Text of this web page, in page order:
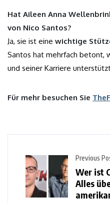
Hat Aileen Anna
von Nico Santos?
Ja, sie ist eine wichtige
Santos hat mehrfach betont,
und seiner Karriere
Für mehr besuchen Sie
Previous
Wer ist
Alles